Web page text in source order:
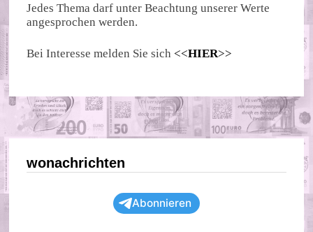
Jedes Thema darf unter Beachtung unserer Werte
angesprochen werden.
Bei Interesse melden Sie sich <<HIER>>
wonachrichten
Abonnieren